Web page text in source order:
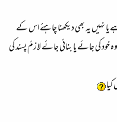
نہیں یہ بھی دیکھنا چاہئے اس کے
خود کی جائے یا بنائی جائے لازمً پسند کی